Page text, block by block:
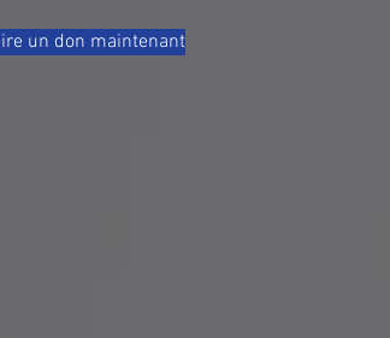
un don maintenant